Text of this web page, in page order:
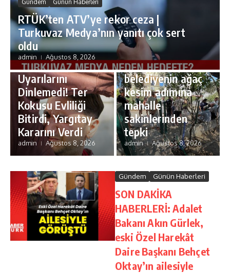
Gündem Günün Haberleri
RTÜK’ten ATV’ye rekor ceza |
Turkuvaz Medya’nın yanıtı çok sert
oldu
admin Ağustos 8, 2026
Gündem Günün Haberleri
‘Duş Al’
Uyarılarını
Dinlemedi! Ter
Kokusu Evliliği
Bitirdi, Yargıtay
Kararını Verdi
admin Ağustos 8, 2026
Gündem Günün Haberleri
Balıkesir
Burhaniye’de
belediyenin ağaç
kesim adımına
mahalle
sakinlerinden
tepki
admin Ağustos 8, 2026
Gündem Günün Haberleri
SON DAKİKA
HABERLERİ: Adalet
Bakanı Akın Gürlek,
eski Özel Harekât
Daire Başkanı Behçet
Oktay’ın ailesiyle